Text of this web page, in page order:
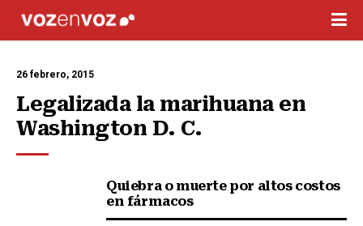
26 febrero, 2015
Legalizada la marihuana en
Washington D. C.
Quiebra o muerte por altos costos
en fármacos